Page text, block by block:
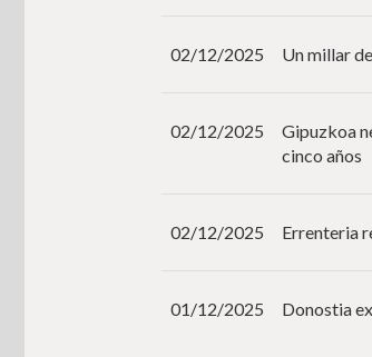
02/12/2025 Un millar
02/12/2025
Gipuzkoa
cinco años
02/12/2025 Errenteria
01/12/2025 Donostia